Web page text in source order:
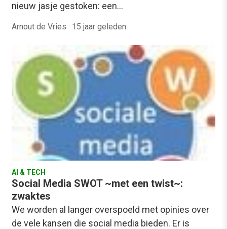
nieuw jasje gestoken: een…
Arnout de Vries · 15 jaar geleden
AI & TECH
Social Media SWOT ~met een twist~:
zwaktes
We worden al langer overspoeld met opinies over
de vele kansen die social media bieden. Er is